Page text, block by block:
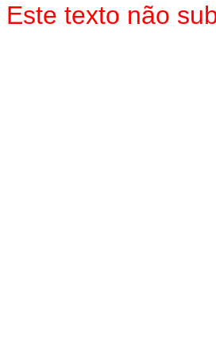
Este texto não